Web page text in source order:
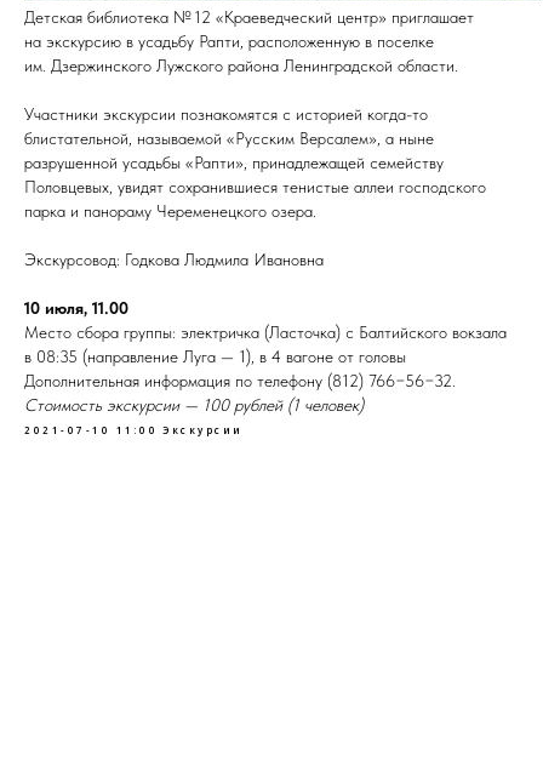
Детская библиотека № 12 «Краеведческий центр» приглашает
на экскурсию в усадьбу Рапти, расположенную в поселке
им. Дзержинского Лужского района Ленинградской области.
Участники экскурсии познакомятся с историей когда-то
блистательной, называемой «Русским Версалем», а ныне
разрушенной усадьбы «Рапти», принадлежащей семейству
Половцевых, увидят сохранившиеся тенистые аллеи господского
парка и панораму Череменецкого озера.
Экскурсовод: Годкова Людмила Ивановна
10 июля, 11.00
Место сбора группы: электричка (Ласточка) с Балтийского вокзала
в 08:35 (направление Луга — 1), в 4 вагоне от головы
Дополнительная информация по телефону (812) 766−56−32.
Стоимость экскурсии — 100 рублей (1 человек)
2021-07-10 11:00 Экскурсии